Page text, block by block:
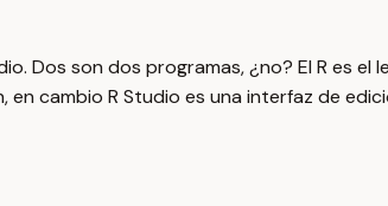
Dos son dos programas, ¿no? El R es
cambio R Studio es una interfaz de